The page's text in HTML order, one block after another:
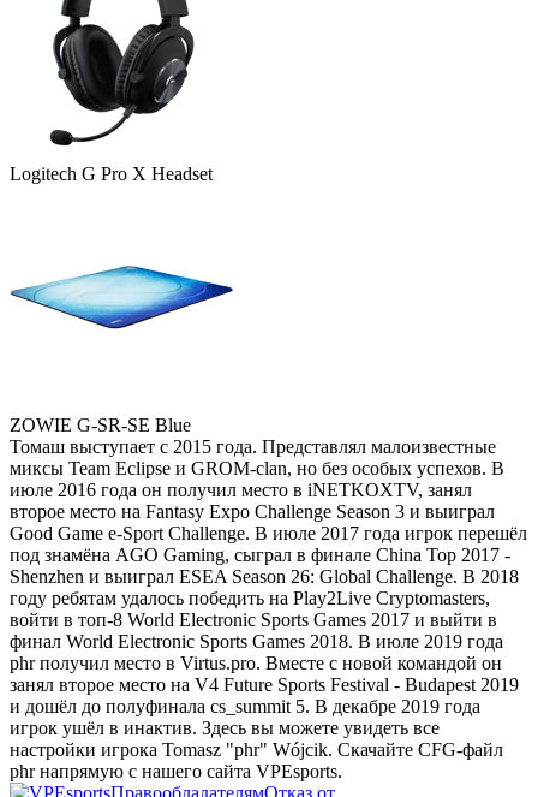
Logitech G Pro X Headset
ZOWIE G-SR-SE Blue
Томаш выступает с 2015 года. Представлял малоизвестные
миксы Team Eclipse и GROM-clan, но без особых успехов. В
июле 2016 года он получил место в iNETKOXTV, занял
второе место на Fantasy Expo Challenge Season 3 и выиграл
Good Game e-Sport Challenge. В июле 2017 года игрок перешёл
под знамёна AGO Gaming, сыграл в финале China Top 2017 -
Shenzhen и выиграл ESEA Season 26: Global Challenge. В 2018
году ребятам удалось победить на Play2Live Cryptomasters,
войти в топ-8 World Electronic Sports Games 2017 и выйти в
финал World Electronic Sports Games 2018. В июле 2019 года
phr получил место в Virtus.pro. Вместе с новой командой он
занял второе место на V4 Future Sports Festival - Budapest 2019
и дошёл до полуфинала cs_summit 5. В декабре 2019 года
игрок ушёл в инактив. Здесь вы можете увидеть все
настройки игрока Tomasz "phr" Wójcik. Скачайте CFG-файл
phr напрямую с нашего сайта VPEsports.
ПравообладателямОтказ от